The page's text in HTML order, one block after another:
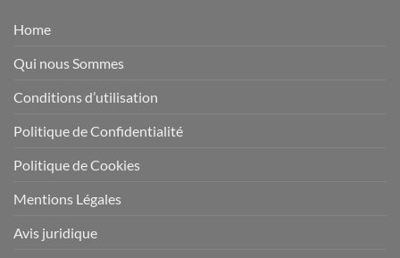
Home
Qui nous Sommes
Conditions d’utilisation
Politique de Confidentialité
Politique de Cookies
Mentions Légales
Avis juridique